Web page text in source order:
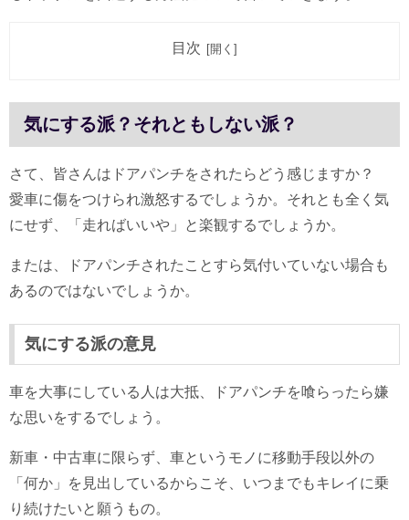
目次
気にする派？それともしない派？
さて、皆さんはドアパンチをされたらどう感じますか？
愛車に傷をつけられ激怒するでしょうか。それとも全く気
にせず、「走ればいいや」と楽観するでしょうか。
または、ドアパンチされたことすら気付いていない場合も
あるのではないでしょうか。
気にする派の意見
車を大事にしている人は大抵、ドアパンチを喰らったら嫌
な思いをするでしょう。
新車・中古車に限らず、車というモノに移動手段以外の
「何か」を見出しているからこそ、いつまでもキレイに乗
り続けたいと願うもの。